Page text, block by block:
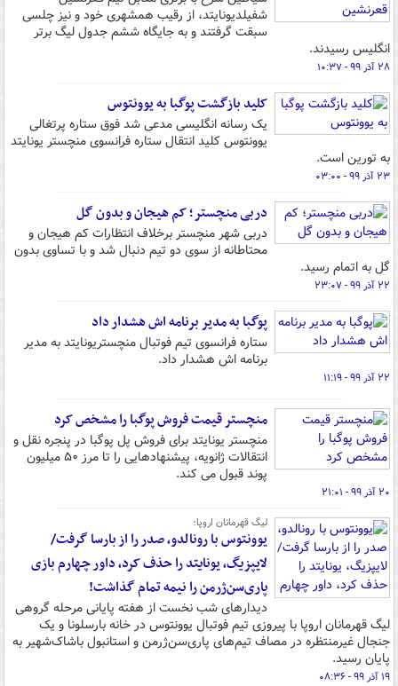
شفیلدیونایتد، از رقیب همشهری خود و نیز چلسی
سبقت گرفتند و به جایگاه ششم جدول لیگ برتر
انگلیس رسیدند.
۲۸ آذر ۹۹ - ۱۰:۳۷
کلید بازگشت پوگبا به یوونتوس
یک رسانه انگلیسی مدعی شد فوق ستاره پرتغالی
یوونتوس کلید انتقال ستاره فرانسوی منچستر یونایتد
به تورین است.
۲۳ آذر ۹۹ - ۰۳:۰۰
دربی منچستر؛ کم هیجان و بدون گل
دربی شهر منچستر برخلاف انتظارات کم هیجان و
محتاطانه از سوی دو تیم دنبال شد و با تساوی بدون
گل به اتمام رسید.
۲۲ آذر ۹۹ - ۲۳:۰۷
پوگبا به مدیر برنامه اش هشدار داد
ستاره فرانسوی تیم فوتبال منچستریونایتد به مدیر
برنامه اش هشدار داد.
۲۲ آذر ۹۹ - ۱۱:۱۹
منچستر قیمت فروش پوگبا را مشخص کرد
منچستر یونایتد برای فروش پل پوگبا در پنجره نقل و
انتقالات ژانویه، پیشنهادهایی را تا مرز ۵۰ میلیون
پوند قبول می کند.
۲۰ آذر ۹۹ - ۲۱:۰۱
لیگ قهرمانان اروپا؛
یوونتوس با رونالدو، صدر را از بارسا گرفت/
لایپزیگ، یونایتد را حذف کرد، داور چهارم بازی
پاری‌سن‌ژرمن را نیمه تمام گذاشت!
دیدارهای شب نخست از هفته پایانی مرحله گروهی
لیگ قهرمانان اروپا با پیروزی تیم فوتبال یوونتوس در خانه بارسلونا و یک
جنجال غیرمنتظره در مصاف تیم‌های پاری‌سن‌ژرمن و استانبول باشاک‌شهیر به
پایان رسید.
۱۹ آذر ۹۹ - ۰۸:۳۶